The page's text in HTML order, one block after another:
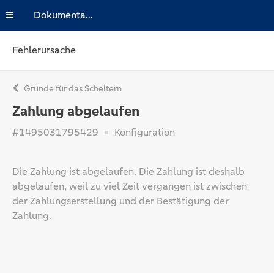
Dokumentation
Fehlerursache
Gründe für das Scheitern
Zahlung abgelaufen
#1495031795429 Konfiguration
Die Zahlung ist abgelaufen. Die Zahlung ist deshalb
abgelaufen, weil zu viel Zeit vergangen ist zwischen
der Zahlungserstellung und der Bestätigung der
Zahlung.